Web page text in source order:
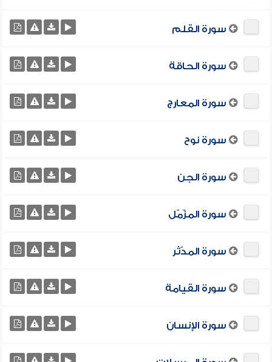
سورة القلم
سورة الحاقة
سورة المعارج
سورة نوح
سورة الجن
سورة المزّمّل
سورة المدّثر
سورة القيامة
سورة الإنسان